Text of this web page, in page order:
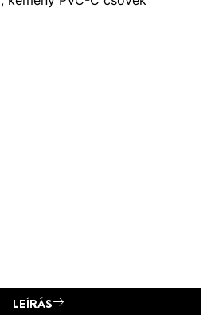
LEÍRÁS